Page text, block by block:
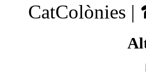
CatColònies